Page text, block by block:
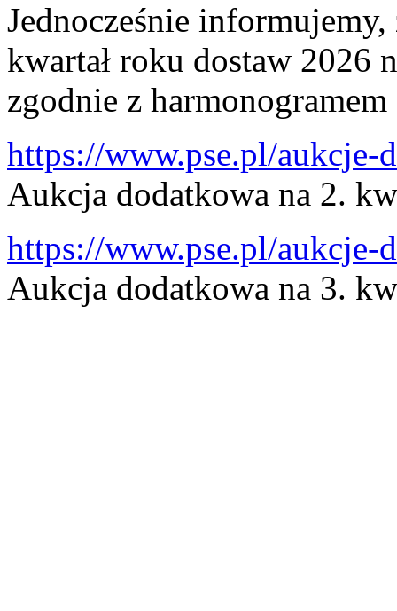
Jednocześnie
kwartał roku dostaw 2026
zgodnie z
https://www.pse.pl/aukcje-
Aukcja dodatkowa na 2.
https://www.pse.pl/aukcje-
Aukcja dodatkowa na 3.